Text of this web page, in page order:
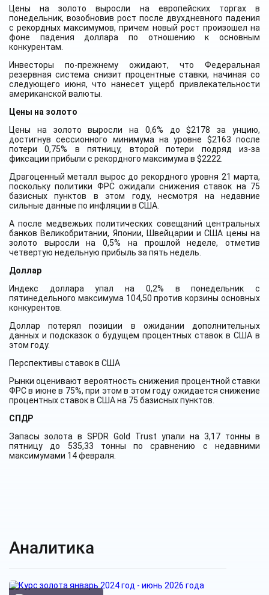
Аналитика
Цены на золото выросли на европейских торгах в
понедельник, возобновив рост после двухдневного падения
с рекордных максимумов, причем новый рост произошел на
фоне падения доллара по отношению к основным
конкурентам.
Инвесторы по-прежнему ожидают, что Федеральная
резервная система снизит процентные ставки, начиная со
следующего июня, что нанесет ущерб привлекательности
американской валюты.
Цены на золото
Цены на золото выросли на 0,6% до $2178 за унцию,
достигнув сессионного минимума на уровне $2163 после
потери 0,75% в пятницу, второй потери подряд из-за
фиксации прибыли с рекордного максимума в $2222.
Драгоценный металл вырос до рекордного уровня 21 марта,
поскольку политики ФРС ожидали снижения ставок на 75
базисных пунктов в этом году, несмотря на недавние
сильные данные по инфляции в США.
А после медвежьих политических совещаний центральных
банков Великобритании, Японии, Швейцарии и США цены на
золото выросли на 0,5% на прошлой неделе, отметив
четвертую недельную прибыль за пять недель.
Доллар
Индекс доллара упал на 0,2% в понедельник с
пятинедельного максимума 104,50 против корзины основных
конкурентов.
Доллар потерял позиции в ожидании дополнительных
данных и подсказок о будущем процентных ставок в США в
этом году.
Перспективы ставок в США
Рынки оценивают вероятность снижения процентной ставки
ФРС в июне в 75%, при этом в этом году ожидается снижение
процентных ставок в США на 75 базисных пунктов.
СПДР
Запасы золота в SPDR Gold Trust упали на 3,17 тонны в
пятницу до 535,33 тонны по сравнению с недавними
максимумами 14 февраля.